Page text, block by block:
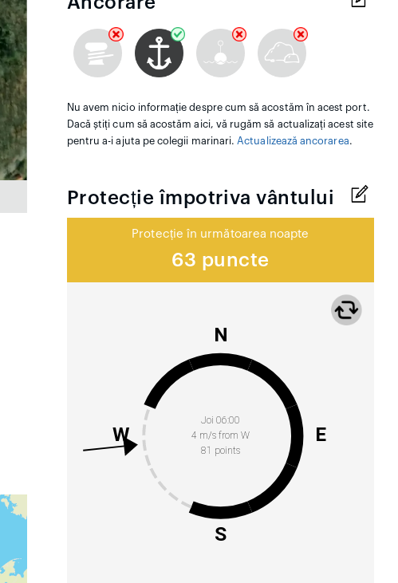
Nu avem nicio informație despre cum să acostăm în acest port.
Dacă știți cum să acostăm aici, vă rugăm să actualizați acest site
pentru a-i ajuta pe colegii marinari. Actualizează ancorarea.
Protecție împotriva vântului
Protecție în următoarea noapte
63 puncte
Joi 06:00
4 m/s from W
81 points
N
E
S
W